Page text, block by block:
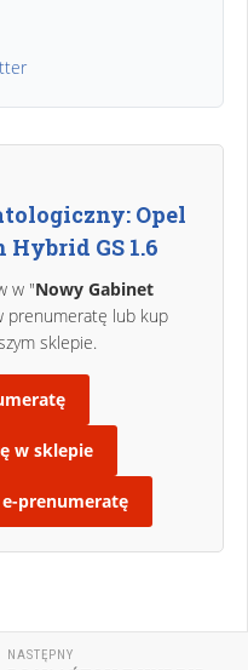
Opel
GS 1.6
w "Nowy Gabinet
prenumeratę lub kup
sklepie.
w sklepie
prenumeratę
NASTĘPNY